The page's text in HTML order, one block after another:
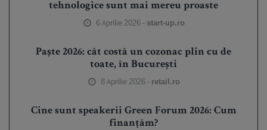
tehnologice sunt mai mereu proaste
6 Aprilie 2026 - start-up.ro
Paște 2026: cât costă un cozonac plin cu de
toate, în București
8 Aprilie 2026 - retail.ro
Cine sunt speakerii Green Forum 2026: Cum
finanțăm?